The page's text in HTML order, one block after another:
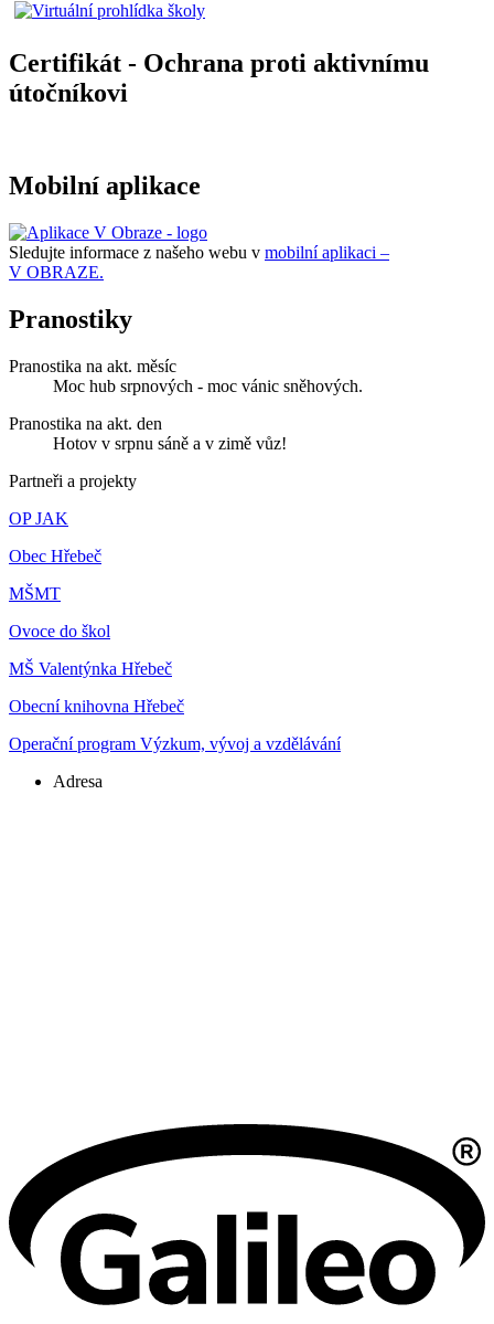
Certifikát - Ochrana proti aktivnímu
útočníkovi
Mobilní aplikace
Sledujte informace z našeho webu v mobilní aplikaci –
V OBRAZE.
Pranostiky
Pranostika na akt. měsíc
Moc hub srpnových - moc vánic sněhových.
Pranostika na akt. den
Hotov v srpnu sáně a v zimě vůz!
Partneři a projekty
OP JAK
Obec Hřebeč
MŠMT
Ovoce do škol
MŠ Valentýnka Hřebeč
Obecní knihovna Hřebeč
Operační program Výzkum, vývoj a vzdělávání
Adresa